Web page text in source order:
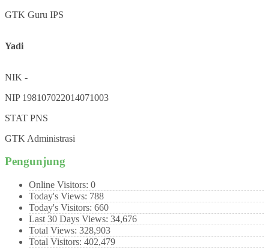
GTK Guru IPS
Yadi
NIK -
NIP 198107022014071003
STAT PNS
GTK Administrasi
Pengunjung
Online Visitors: 0
Today's Views: 788
Today's Visitors: 660
Last 30 Days Views: 34,676
Total Views: 328,903
Total Visitors: 402,479